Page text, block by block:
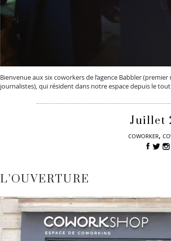
Bienvenue aux six coworkers de l’agence Babbler
journalistes), qui résident dans notre espace depuis le
Juillet
COWORKER,
L’OUVERTURE